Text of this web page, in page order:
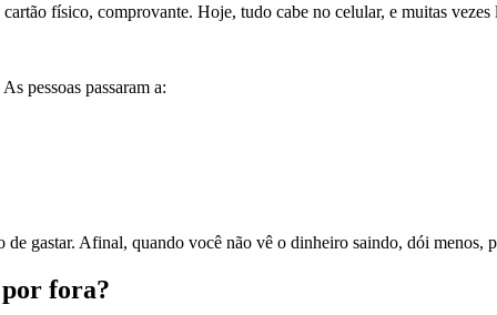
físico, comprovante. Hoje, tudo cabe no celular, e muitas
pessoas passaram a:
de gastar. Afinal, quando você não vê o dinheiro saindo, dói menos,
por fora?